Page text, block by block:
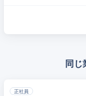
同じ
正社員